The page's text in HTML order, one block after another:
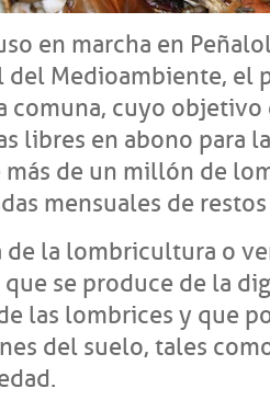
en marcha en
del Medioambiente, el
comuna, cuyo
libres en abono para
de un millón de
mensuales de
de la lombricultura o
se produce de la
las lombrices y que
del suelo, tales